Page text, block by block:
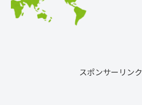
スポンサーリンク